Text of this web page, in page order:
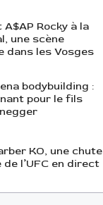
A$AP Rocky à la
une scène
dans les Vosges
bodybuilding :
pour le fils
KO, une chute
l’UFC en direct